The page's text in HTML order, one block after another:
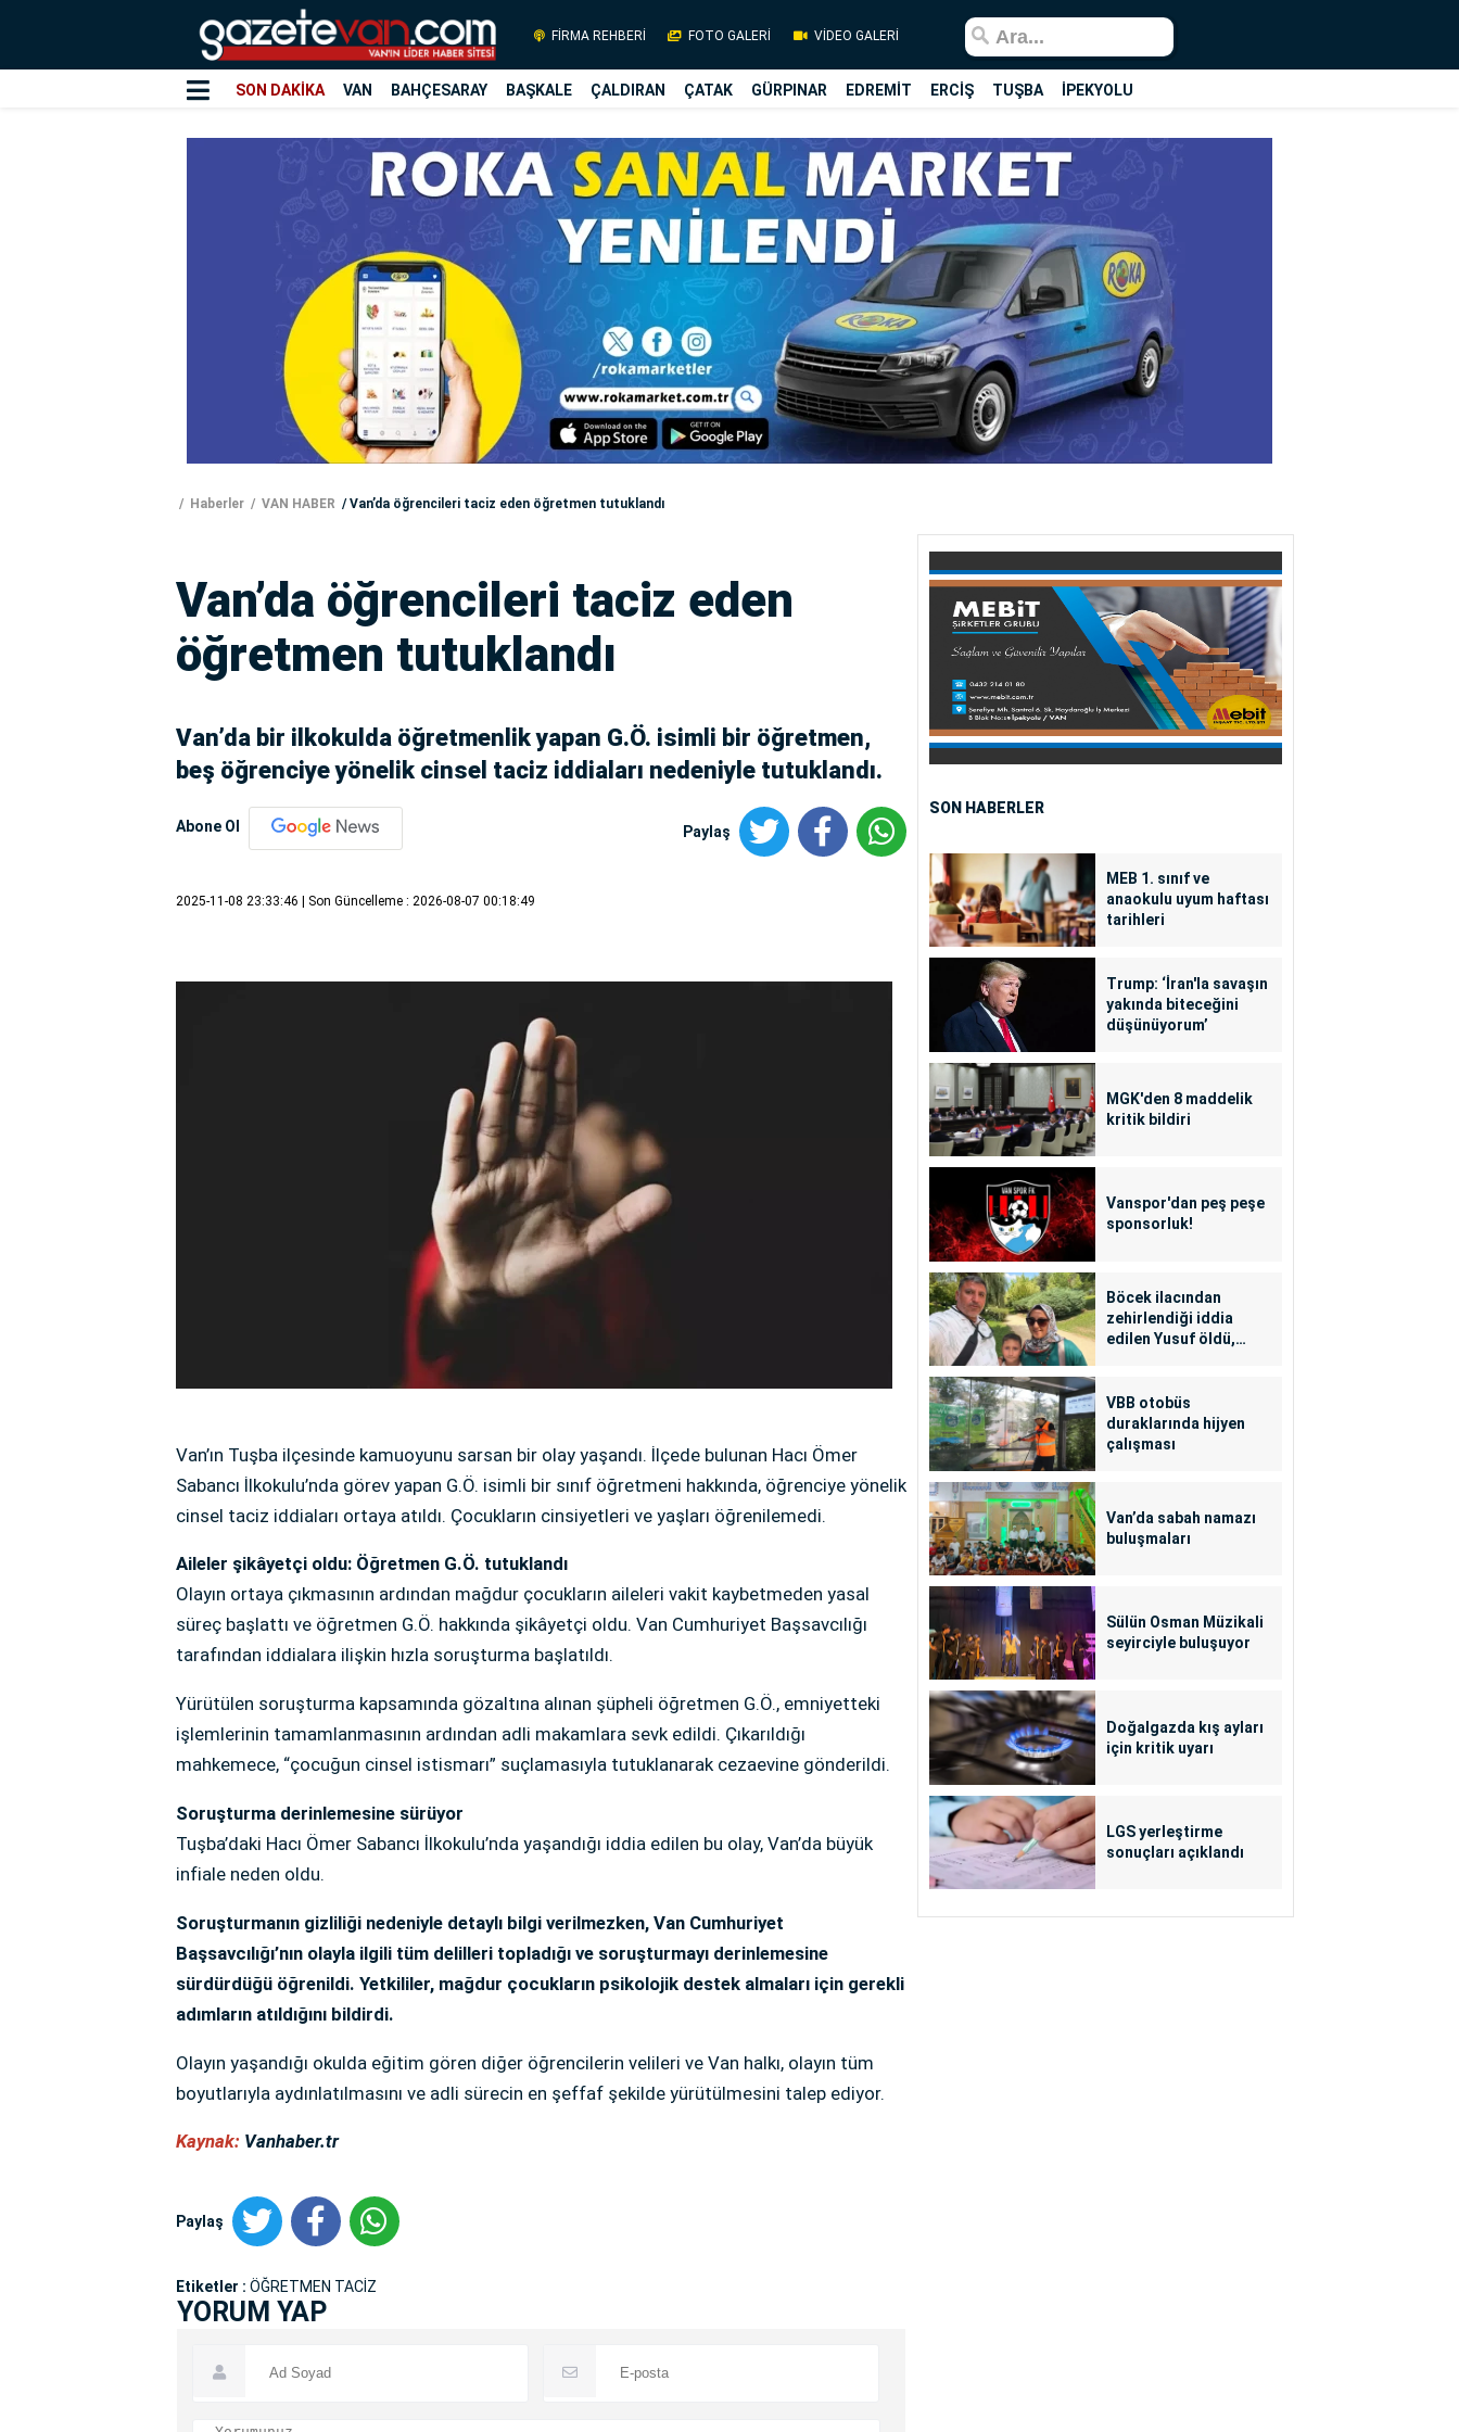
FİRMA REHBERİ FOTO GALERİ VİDEO GALERİ
SON DAKİKA VAN BAHÇESARAY BAŞKALE ÇALDIRAN ÇATAK GÜRPINAR EDREMİT ERCİŞ TUŞBA İPEKYOLU
Haberler VAN HABER Van’da öğrencileri taciz eden öğretmen tutuklandı
Van’da öğrencileri taciz eden
öğretmen tutuklandı
Van’da bir ilkokulda öğretmenlik yapan G.Ö. isimli bir öğretmen,
beş öğrenciye yönelik cinsel taciz iddiaları nedeniyle tutuklandı.
Abone Ol Paylaş
2025-11-08 23:33:46 | Son Güncelleme : 2026-08-07 00:18:49
Van’ın Tuşba ilçesinde kamuoyunu sarsan bir olay yaşandı. İlçede bulunan Hacı Ömer
Sabancı İlkokulu’nda görev yapan G.Ö. isimli bir sınıf öğretmeni hakkında, öğrenciye yönelik
cinsel taciz iddiaları ortaya atıldı. Çocukların cinsiyetleri ve yaşları öğrenilemedi.
Aileler şikâyetçi oldu: Öğretmen G.Ö. tutuklandı
Olayın ortaya çıkmasının ardından mağdur çocukların aileleri vakit kaybetmeden yasal
süreç başlattı ve öğretmen G.Ö. hakkında şikâyetçi oldu. Van Cumhuriyet Başsavcılığı
tarafından iddialara ilişkin hızla soruşturma başlatıldı.
Yürütülen soruşturma kapsamında gözaltına alınan şüpheli öğretmen G.Ö., emniyetteki
işlemlerinin tamamlanmasının ardından adli makamlara sevk edildi. Çıkarıldığı
mahkemece, “çocuğun cinsel istismarı” suçlamasıyla tutuklanarak cezaevine gönderildi.
Soruşturma derinlemesine sürüyor
Tuşba’daki Hacı Ömer Sabancı İlkokulu’nda yaşandığı iddia edilen bu olay, Van’da büyük
infiale neden oldu.
Soruşturmanın gizliliği nedeniyle detaylı bilgi verilmezken, Van Cumhuriyet
Başsavcılığı’nın olayla ilgili tüm delilleri topladığı ve soruşturmayı derinlemesine
sürdürdüğü öğrenildi. Yetkililer, mağdur çocukların psikolojik destek almaları için gerekli
adımların atıldığını bildirdi.
Olayın yaşandığı okulda eğitim gören diğer öğrencilerin velileri ve Van halkı, olayın tüm
boyutlarıyla aydınlatılmasını ve adli sürecin en şeffaf şekilde yürütülmesini talep ediyor.
Kaynak: Vanhaber.tr
Paylaş
Etiketler : ÖĞRETMEN TACİZ
YORUM YAP
SON HABERLER
MEB 1. sınıf ve
anaokulu uyum haftası
tarihleri
Trump: ‘İran'la savaşın
yakında biteceğini
düşünüyorum’
MGK'den 8 maddelik
kritik bildiri
Vanspor'dan peş peşe
sponsorluk!
Böcek ilacından
zehirlendiği iddia
edilen Yusuf öldü,
VBB otobüs
duraklarında hijyen
çalışması
Van’da sabah namazı
buluşmaları
Sülün Osman Müzikali
seyirciyle buluşuyor
Doğalgazda kış ayları
için kritik uyarı
LGS yerleştirme
sonuçları açıklandı